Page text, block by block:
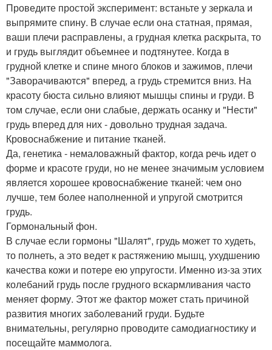
Проведите простой эксперимент: встаньте у зеркала и
выпрямите спину. В случае если она статная, прямая,
ваши плечи расправлены, а грудная клетка раскрыта, то
и грудь выглядит объемнее и подтянутее. Когда в
грудной клетке и спине много блоков и зажимов, плечи
"Заворачиваются" вперед, а грудь стремится вниз. На
красоту бюста сильно влияют мышцы спины и груди. В
том случае, если они слабые, держать осанку и "Нести"
грудь вперед для них - довольно трудная задача.
Кровоснабжение и питание тканей.
Да, генетика - немаловажный фактор, когда речь идет о
форме и красоте груди, но не менее значимым условием
является хорошее кровоснабжение тканей: чем оно
лучше, тем более наполненной и упругой смотрится
грудь.
Гормональный фон.
В случае если гормоны "Шалят", грудь может то худеть,
то полнеть, а это ведет к растяжению мышц, ухудшению
качества кожи и потере ею упругости. Именно из-за этих
колебаний грудь после грудного вскармливания часто
меняет форму. Этот же фактор может стать причиной
развития многих заболеваний груди. Будьте
внимательны, регулярно проводите самодиагностику и
посещайте маммолога.